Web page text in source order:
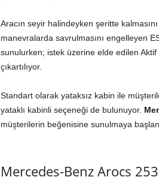
Aracın seyir halindeyken şeritte
manevralarda savrulmasını engelleyen
sunulurken; istek üzerine elde edilen
çıkartılıyor.
Standart olarak yataksız kabin ile
yataklı kabinli seçeneği de bulunuyor.
müşterilerin beğenisine sunulmaya
Mercedes-Benz Arocs